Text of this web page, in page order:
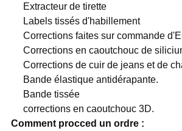
Extracteur de tirette
Labels tissés d'habillement
Corrections faites sur commande
Corrections en caoutchouc de
Corrections de cuir de jeans et de
Bande élastique antidérapante.
Bande tissée
corrections en caoutchouc 3D.
Comment procced un ordre :